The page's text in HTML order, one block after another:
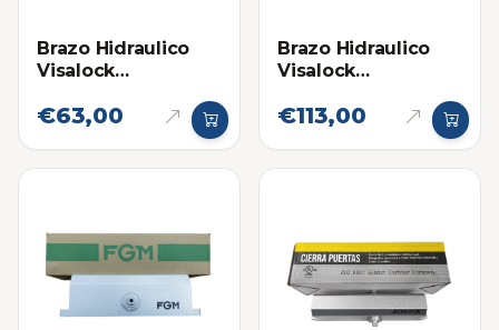
Brazo Hidraulico
Visalock
(25-45) kg
€63,00
Brazo Hidraulico
Visalock
(100-150kg)
€113,00